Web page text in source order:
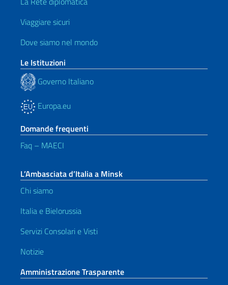
Viaggiare sicuri
Dove siamo nel mondo
Le Istituzioni
Governo Italiano
Europa.eu
Domande frequenti
Faq – MAECI
L’Ambasciata d’Italia a Minsk
Chi siamo
Italia e Bielorussia
Servizi Consolari e Visti
Notizie
Amministrazione Trasparente